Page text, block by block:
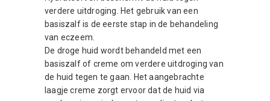
verdere uitdroging. Het gebruik van een
basiszalf is de eerste stap in de behandeling
van eczeem.
De droge huid wordt behandeld met een
basiszalf of creme om verdere uitdroging van
de huid tegen te gaan. Het aangebrachte
laagje creme zorgt ervoor dat de huid via